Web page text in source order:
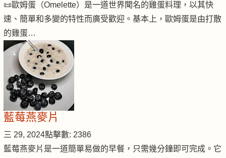
📜歐姆蛋（Omelette）是一道世界聞名的雞蛋料理，以其快
速、簡單和多變的特性而廣受歡迎。基本上，歐姆蛋是由打散
的雞蛋…
藍莓燕麥片
三 29, 2024點擊數: 2386
藍莓燕麥片是一道簡單易做的早餐，只需幾分鐘即可完成。它